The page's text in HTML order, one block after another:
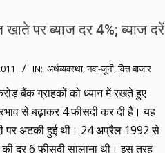
खाते पर ब्याज दर 4%; ब्याज दरें
IN: अर्थव्यवस्था,नवा-जूनी,वित्त बाजार
बैंक ग्राहकों को ध्यान में रखते हुए
से बढ़ाकर 4 फीसदी कर दी है। यह
पर अटकी हुई थी। 24 अप्रैल 1992 से
दर 6 फीसदी सालाना थी। इस तरह